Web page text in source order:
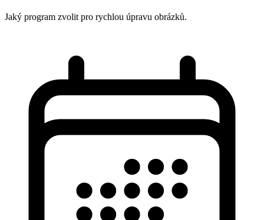
Jaký program zvolit pro rychlou úpravu obrázků.